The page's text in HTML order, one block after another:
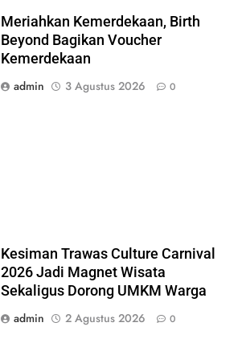
Meriahkan Kemerdekaan, Birth
Beyond Bagikan Voucher
Kemerdekaan
admin
3 Agustus 2026 0
Kesiman Trawas Culture Carnival
2026 Jadi Magnet Wisata
Sekaligus Dorong UMKM Warga
admin
2 Agustus 2026 0